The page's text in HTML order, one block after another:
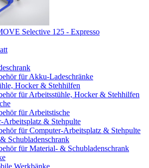
Selective 125 - Expresso
für Akku-Ladeschränke
Hocker & Stehhilfen
für Arbeitsstühle, Hocker & Stehhilfen
für Arbeitstische
Arbeitsplatz & Stehpulte
für Computer-Arbeitsplatz & Stehpulte
Schubladenschrank
für Material- & Schubladenschrank
Werkbänke